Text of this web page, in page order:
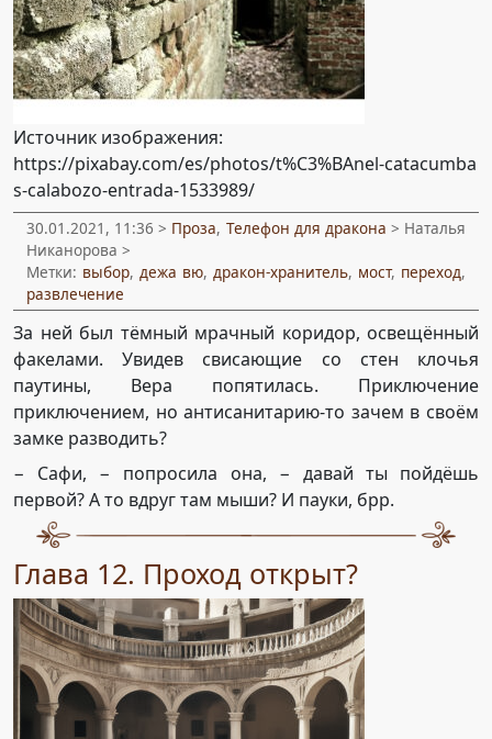
Источник изображения:
https://pixabay.com/es/photos/t%C3%BAnel-catacumba
s-calabozo-entrada-1533989/
30.01.2021, 11:36 > Проза, Телефон для дракона > Наталья
Никанорова >
Метки: выбор, дежа вю, дракон-хранитель, мост, переход,
развлечение
За ней был тёмный мрачный коридор, освещённый
факелами. Увидев свисающие со стен клочья
паутины, Вера попятилась. Приключение
приключением, но антисанитарию-то зачем в своём
замке разводить?
− Сафи, − попросила она, − давай ты пойдёшь
первой? А то вдруг там мыши? И пауки, брр.
Глава 12. Проход открыт?